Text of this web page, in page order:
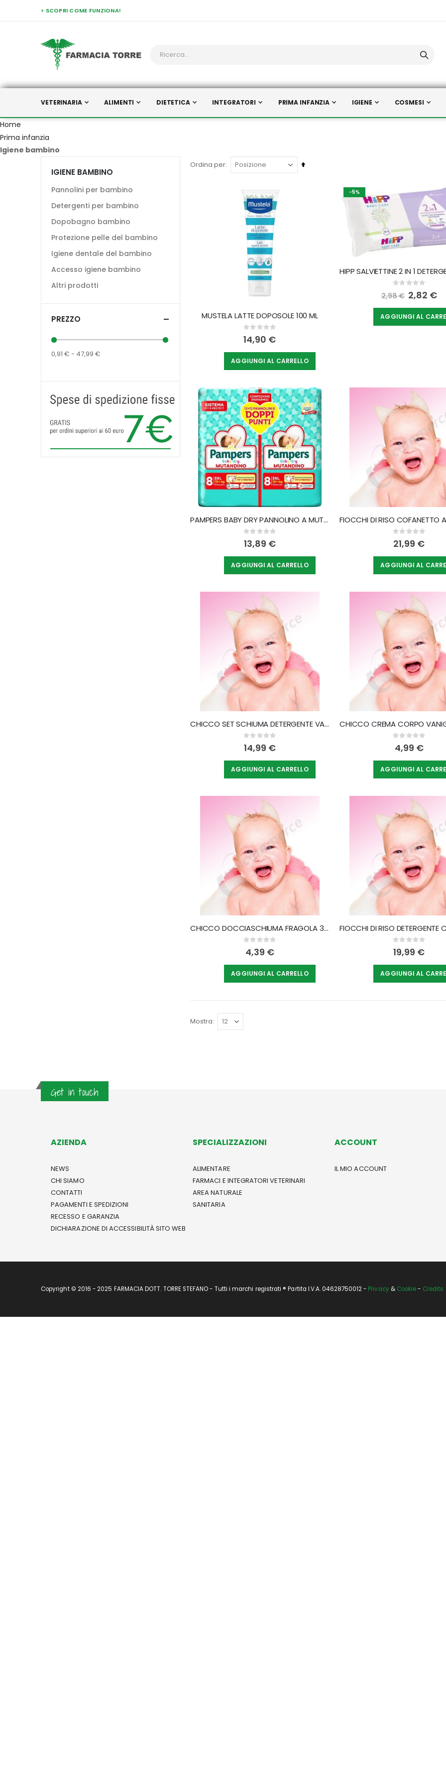
> SCOPRI COME FUNZIONA!
VETERINARIA ALIMENTI DIETETICA INTEGRATORI PRIMA INFANZIA IGIENE COSMESI
Home
Prima infanzia
Igiene bambino
Ordina per
Imposta
decrescente
MUSTELA LATTE DOPOSOLE 100 ML
Rating:
0%
14,90 €
AGGIUNGI AL CARRELLO
-5%
Rating:
0%
2,98 € Special
Price
2,82 €
AGGIUNGI AL
PAMPERS BABY DRY PANNOLINO A MUTANDINA DUODWCT 3XL 24 PEZZI
Rating:
0%
13,89 €
AGGIUNGI AL CARRELLO
Rating:
0%
21,99 €
AGGIUNGI AL
CHICCO SET SCHIUMA DETERGENTE VANIGLIA 200 ML + CUFFIA
Rating:
0%
14,99 €
AGGIUNGI AL CARRELLO
Rating:
0%
4,99 €
AGGIUNGI AL
CHICCO DOCCIASCHIUMA FRAGOLA 300 ML
Rating:
0%
4,39 €
AGGIUNGI AL CARRELLO
Rating:
0%
19,99 €
AGGIUNGI AL
Mostra
IGIENE BAMBINO
Pannolini per bambino
Detergenti per bambino
Dopobagno bambino
Protezione pelle del bambino
Igiene dentale del bambino
Accesso igiene bambino
Altri prodotti
PREZZO
0,91 € - 47,99 €
Get in touch
AZIENDA
NEWS
CHI SIAMO
CONTATTI
PAGAMENTI E SPEDIZIONI
RECESSO E GARANZIA
DICHIARAZIONE DI ACCESSIBILITÀ SITO WEB
SPECIALIZZAZIONI
ALIMENTARE
FARMACI E INTEGRATORI VETERINARI
AREA NATURALE
SANITARIA
ACCOUNT
IL MIO ACCOUNT
Copyright © 2016 - 2025 FARMACIA DOTT. TORRE STEFANO - Tutti i marchi registrati ® Partita I.V.A. 04628750012 - Privacy& Cookie- Credits